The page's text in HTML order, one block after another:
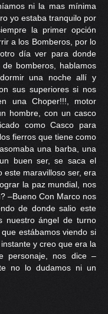
ni la mas mínima
yo estaba tranquilo por
la primer opción
a los Bomberos, por lo
día ver para donde
bomberos, hablamos
una noche allí y
sus superiores si nos
una Choper!!!, motor
hombre, con un casco
como Casco para
fierros que tiene como
una barba, una
buen ser, se saca el
este maravilloso ser, era
la paz mundial, nos
–Bueno Con Marco nos
de donde salio este
nuestro ángel de turno
estábamos viendo si
y creo que era la
personaje, nos dice –
no lo dudamos ni un